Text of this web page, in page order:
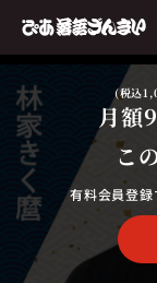
月額
(税込
こ
有料会員登